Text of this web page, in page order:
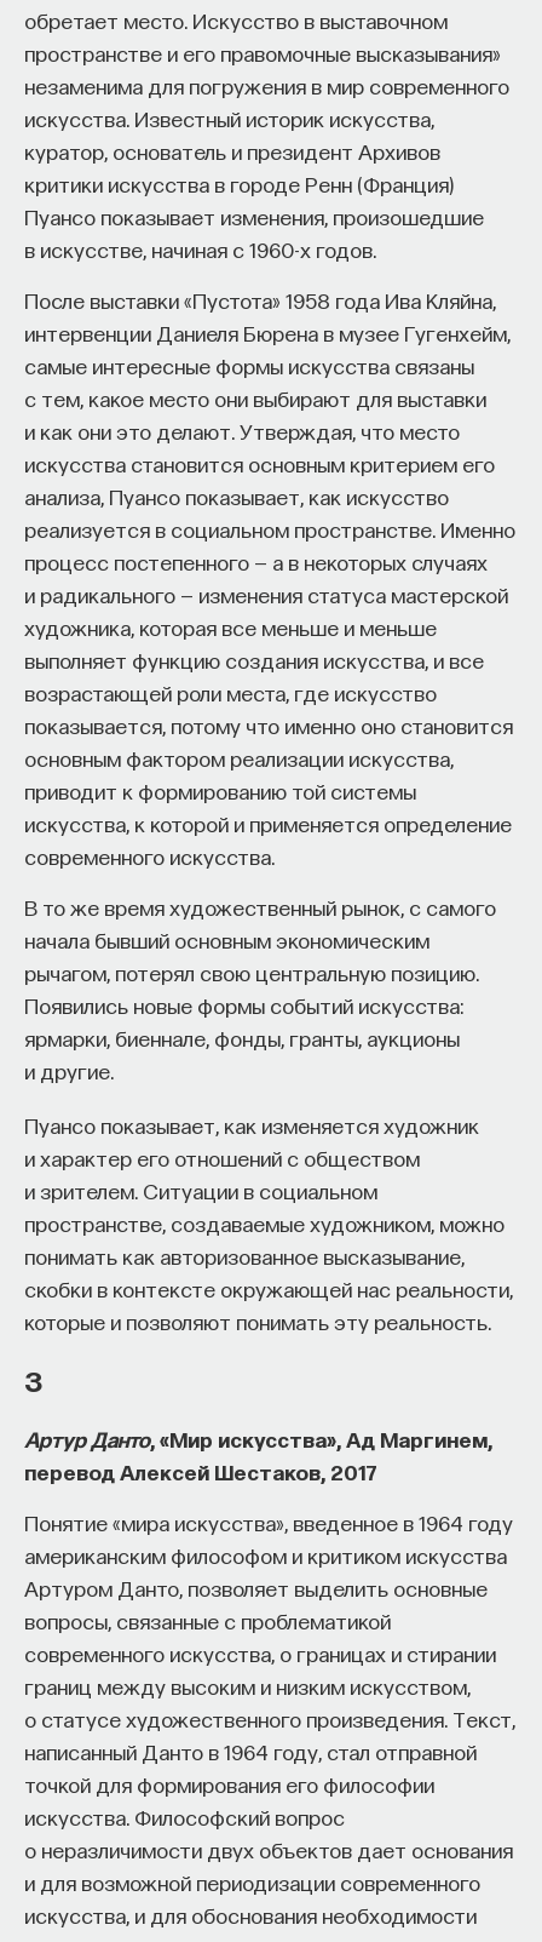
обретает место. Искусство в выставочном
пространстве и его правомочные высказывания»
незаменима для погружения в мир современного
искусства. Известный историк искусства,
куратор, основатель и президент Архивов
критики искусства в городе Ренн (Франция)
Пуансо показывает изменения, произошедшие
в искусстве, начиная с 1960-х годов.
После выставки «Пустота» 1958 года Ива Кляйна,
интервенции Даниеля Бюрена в музее Гугенхейм,
самые интересные формы искусства связаны
с тем, какое место они выбирают для выставки
и как они это делают. Утверждая, что место
искусства становится основным критерием его
анализа, Пуансо показывает, как искусство
реализуется в социальном пространстве. Именно
процесс постепенного — а в некоторых случаях
и радикального — изменения статуса мастерской
художника, которая все меньше и меньше
выполняет функцию создания искусства, и все
возрастающей роли места, где искусство
показывается, потому что именно оно становится
основным фактором реализации искусства,
приводит к формированию той системы
искусства, к которой и применяется определение
современного искусства.
В то же время художественный рынок, с самого
начала бывший основным экономическим
рычагом, потерял свою центральную позицию.
Появились новые формы событий искусства:
ярмарки, биеннале, фонды, гранты, аукционы
и другие.
Пуансо показывает, как изменяется художник
и характер его отношений с обществом
и зрителем. Ситуации в социальном
пространстве, создаваемые художником, можно
понимать как авторизованное высказывание,
скобки в контексте окружающей нас реальности,
которые и позволяют понимать эту реальность.
3
Артур Данто, «Мир искусства», Ад Маргинем,
перевод Алексей Шестаков, 2017
Понятие «мира искусства», введенное в 1964 году
американским философом и критиком искусства
Артуром Данто, позволяет выделить основные
вопросы, связанные с проблематикой
современного искусства, о границах и стирании
границ между высоким и низким искусством,
о статусе художественного произведения. Текст,
написанный Данто в 1964 году, стал отправной
точкой для формирования его философии
искусства. Философский вопрос
о неразличимости двух объектов дает основания
и для возможной периодизации современного
искусства, и для обоснования необходимости